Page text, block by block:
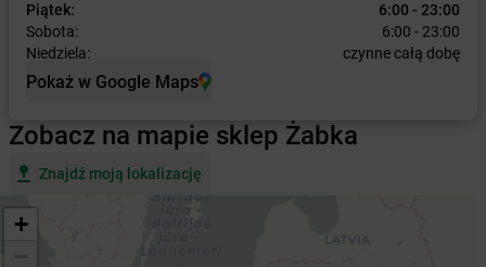
Piątek:
6:00 - 23:00
Sobota:
6:00 - 23:00
Niedziela:
czynne całą dobę
Pokaż w Google Maps
Zobacz na mapie sklep Żabka
Znajdź moją lokalizację
+